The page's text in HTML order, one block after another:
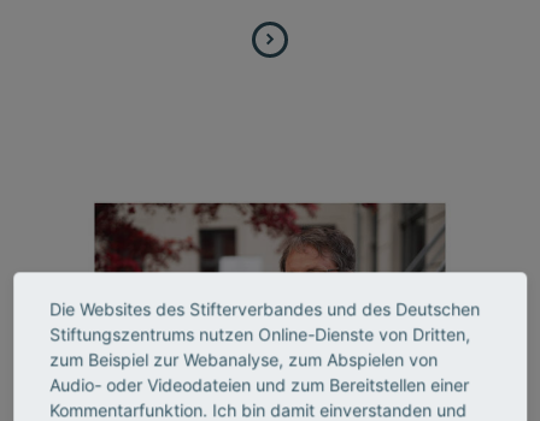
Die Websites des Stifterverbandes und des Deutschen
Stiftungszentrums nutzen Online-Dienste von Dritten,
zum Beispiel zur Webanalyse, zum Abspielen von
Audio- oder Videodateien und zum Bereitstellen einer
Kommentarfunktion. Ich bin damit einverstanden und